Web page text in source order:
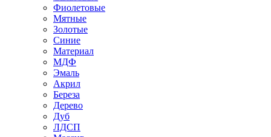
Фиолетовые
Мятные
Золотые
Синие
Материал
МДФ
Эмаль
Акрил
Береза
Дерево
Дуб
ЛДСП